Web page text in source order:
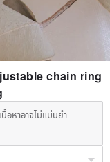
chain ring
อหาอาจไม่แม่นยำ